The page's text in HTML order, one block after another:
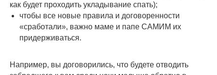
как будет проходить укладывание спать);
чтобы все новые правила и договоренности
«сработали», важно маме и папе САМИМ их
придерживаться.
Например, вы договорились, что будете отводить